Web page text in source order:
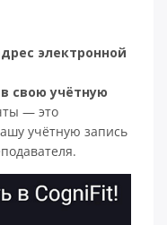
электронной
свою учётную
— это
учётную запись